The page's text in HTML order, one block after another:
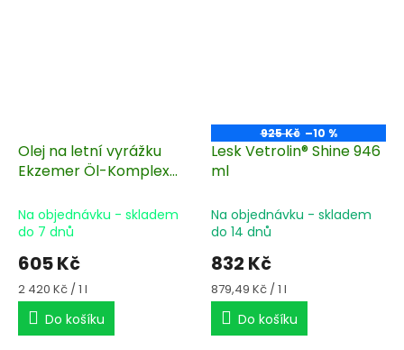
Olej na letní vyrážku
Ekzemer Öl-Komplex
Na objednávku - skladem
do 7 dnů
605 Kč
Měrná
cena:
2 420 Kč / 1 l
Do košíku
925 Kč –10 %
Lesk Vetrolin® Shine 946
ml
Na objednávku - skladem
do 14 dnů
832 Kč
Měrná
cena:
879,49 Kč / 1 l
Do košíku